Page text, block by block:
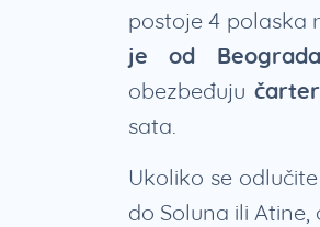
postoje 4 polaska
je od
obezbeđuju
sata.
Ukoliko se
do Soluna ili